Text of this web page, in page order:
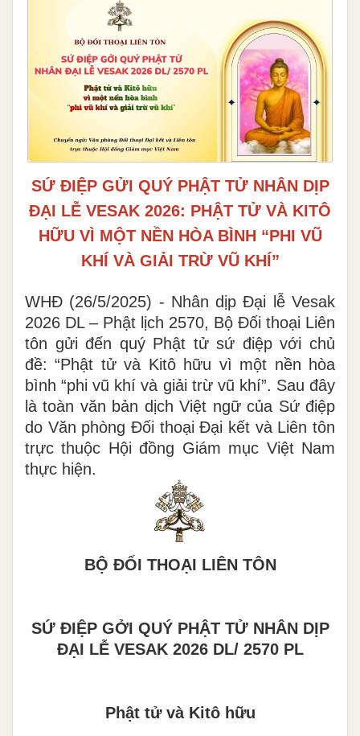
SỨ ĐIỆP GỬI QUÝ PHẬT TỬ NHÂN DỊP
ĐẠI LỄ VESAK 2026: PHẬT TỬ VÀ KITÔ
HỮU VÌ MỘT NỀN HÒA BÌNH “PHI VŨ
KHÍ VÀ GIẢI TRỪ VŨ KHÍ”
WHĐ (26/5/2025) - Nhân dịp Đại lễ Vesak
2026 DL – Phật lịch 2570, Bộ Đối thoại Liên
tôn gửi đến quý Phật tử sứ điệp với chủ
đề: “Phật tử và Kitô hữu vì một nền hòa
bình “phi vũ khí và giải trừ vũ khí”. Sau đây
là toàn văn bản dịch Việt ngữ của Sứ điệp
do Văn phòng Đối thoại Đại kết và Liên tôn
trực thuộc Hội đồng Giám mục Việt Nam
thực hiện.
BỘ ĐỐI THOẠI LIÊN TÔN
SỨ ĐIỆP GỞI QUÝ PHẬT TỬ NHÂN DỊP
ĐẠI LỄ VESAK 2026 DL/ 2570 PL
Phật tử và Kitô hữu